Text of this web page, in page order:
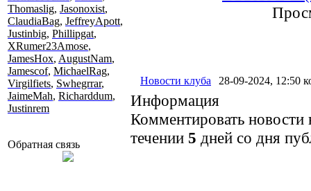
Thomaslig, Jasonoxist,
ClaudiaBag, JeffreyApott,
Justinbig, Phillipgat,
XRumer23Amose,
JamesHox, AugustNam,
Jamescof, MichaelRag,
Virgilfiets, Swhegrrar,
JaimeMah, Richarddum,
Justinrem
Обратная связь
Новости клуба 28-09-2024, 12:50
Информация
Комментировать новости
течении 5 дней со дня